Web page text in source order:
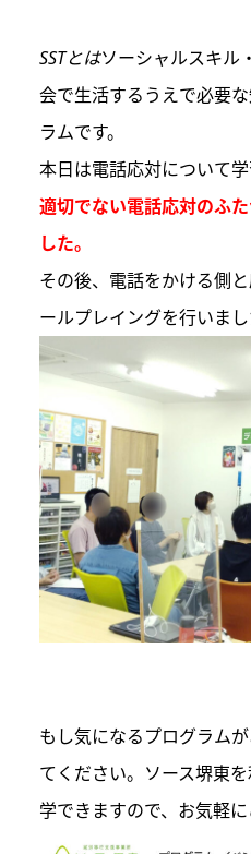
SSTとはソーシャルスキル
会で生活するうえで必要
ラムです。
本日は電話応対について学
適切でない電話応対のふ
した。
その後、電話をかける側
ールプレイングを行いまし
もし気になるプログラム
てください。ソース堺東
学できますので、お気軽